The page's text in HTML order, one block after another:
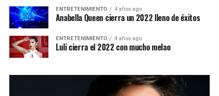
ENTRETENIMIENTO 4 años ago
Anabella Queen cierra un 2022 lleno de éxitos
ENTRETENIMIENTO 4 años ago
Luli cierra el 2022 con mucho melao